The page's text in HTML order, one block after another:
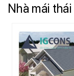
Nhà mái